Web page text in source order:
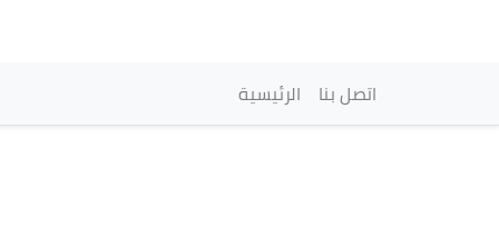
Navigation
الرئيسية اتصل بنا